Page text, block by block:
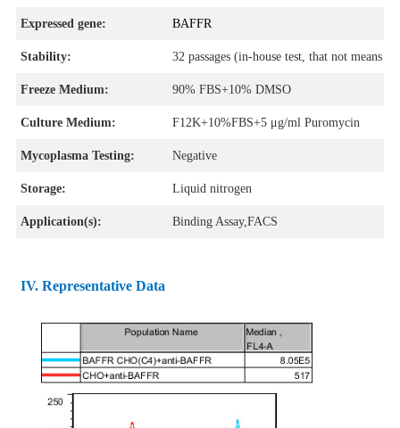
Expressed gene: BAFFR
Stability: 32 passages (in-house test, that not means
Freeze Medium: 90% FBS+10% DMSO
Culture Medium: F12K+10%FBS+5 μg/ml Puromycin
Mycoplasma Testing: Negative
Storage: Liquid nitrogen
Application(s): Binding Assay,FACS
IV. Representative Data